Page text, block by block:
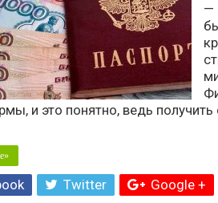
—
и это понятно, ведь
Twitter Google +